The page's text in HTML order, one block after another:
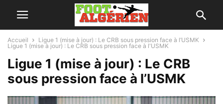
Accueil
Ligue 1 (mise à jour) : Le CRB sous pression face à l’USMK
Ligue 1 (mise à jour) : Le CRB sous pression face à l'USMK
Ligue 1 (mise à jour) : Le CRB
sous pression face à l’USMK